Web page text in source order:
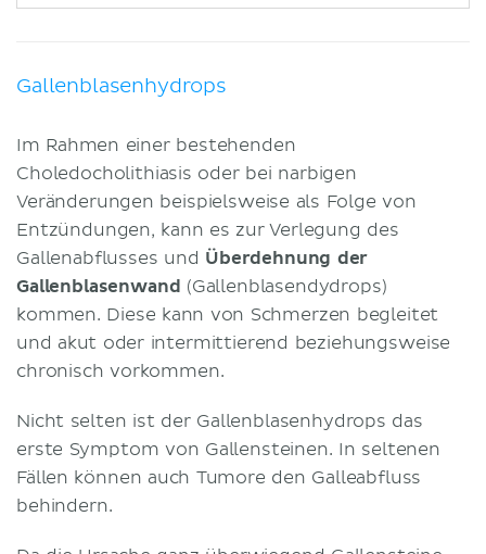
Gallenblasenhydrops
Im Rahmen einer bestehenden
Choledocholithiasis oder bei narbigen
Veränderungen beispielsweise als Folge von
Entzündungen, kann es zur Verlegung des
Gallenabflusses und Überdehnung der
Gallenblasenwand (Gallenblasendydrops)
kommen. Diese kann von Schmerzen begleitet
und akut oder intermittierend beziehungsweise
chronisch vorkommen.
Nicht selten ist der Gallenblasenhydrops das
erste Symptom von Gallensteinen. In seltenen
Fällen können auch Tumore den Galleabfluss
behindern.